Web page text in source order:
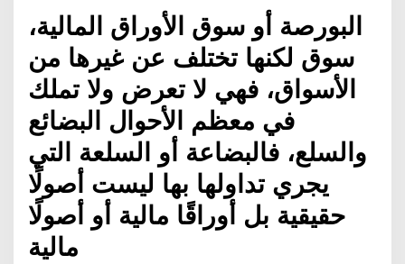
البورصة أو سوق الأوراق المالية،
سوق لكنها تختلف عن غيرها من
الأسواق، فهي لا تعرض ولا تملك
في معظم الأحوال البضائع
والسلع، فالبضاعة أو السلعة التي
يجري تداولها بها ليست أصولًا
حقيقية بل أوراقًا مالية أو أصولًا
مالية